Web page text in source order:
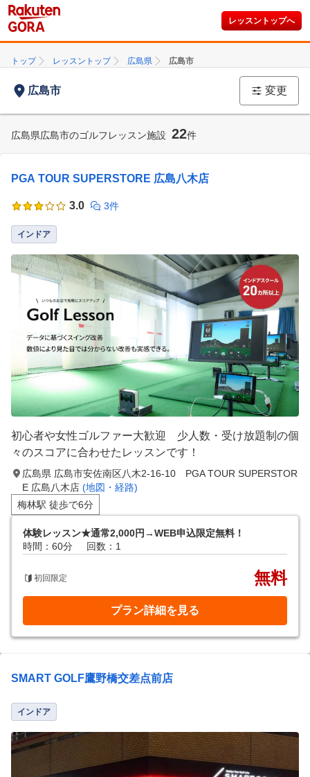
レッスントップへ
トップ レッスントップ 広島県 広島市
広島市 変更
広島県広島市のゴルフレッスン施設 22件
PGA TOUR SUPERSTORE 広島八木店
3.0 3件
インドア
初心者や女性ゴルファー大歓迎 少人数・受け放題制の個
々のスコアに合わせたレッスンです！
広島県 広島市安佐南区八木2-16-10 PGA TOUR SUPERSTOR
E 広島八木店 (地図・経路)
梅林駅 徒歩で6分
体験レッスン★通常2,000円→WEB申込限定無料！
時間：60分
回数：1
初回限定 無料
プラン詳細を見る
SMART GOLF鷹野橋交差点前店
インドア